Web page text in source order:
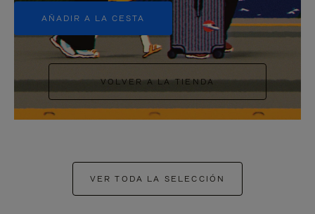
AÑADIR A LA CESTA
VOLVER A LA TIENDA
VER TODA LA SELECCIÓN